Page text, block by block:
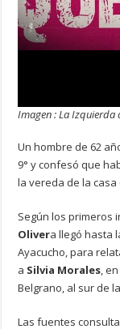
Imagen : La Izquierda
Un hombre de 62
9° y confesó que
la vereda de la
Según los primeros
Olivera llegó hasta
Ayacucho, para
a Silvia Morales ,
Belgrano, al sur de
Las fuentes